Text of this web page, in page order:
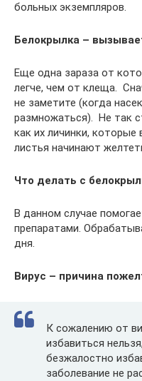
больных экземпляров.
Белокрылка –
Еще одна зараза от
легче, чем от клеща.
не заметите (когда
размножаться). Не так
как их личинки,
листья начинают
Что делать с
В данном случае
препаратами.
дня.
Вирус – причина
К сожалению от
избавиться
безжалостно
заболевание не